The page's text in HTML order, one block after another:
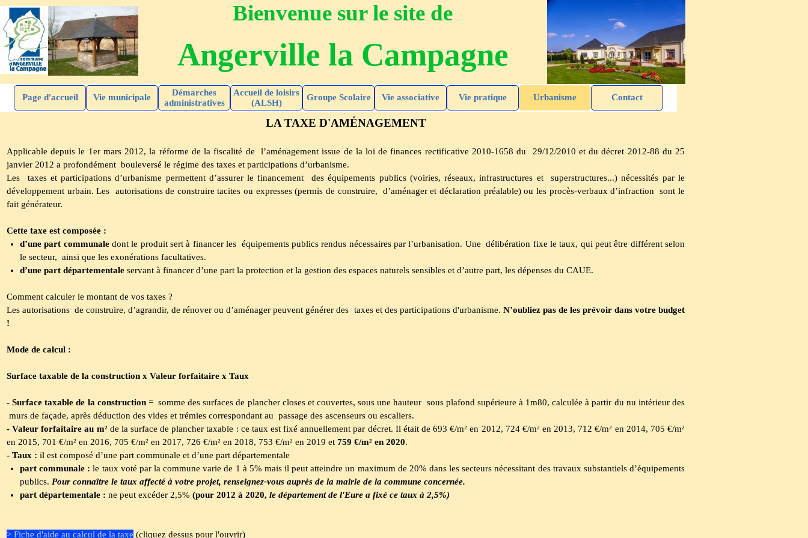
Page d'accueil Vie municipale
Démarches
administratives
Accueil de loisirs
(ALSH)
Groupe Scolaire Vie associative Vie pratique Urbanisme Contact
Angerville la Campagne
Bienvenue sur le site de
LA TAXE D'AMÉNAGEMENT
Applicable depuis le 1er mars 2012, la réforme de la fiscalité de l’aménagement issue de la loi de finances rectificative 2010-1658 du 29/12/2010 et du décret 2012-88 du 25
janvier 2012 a profondément bouleversé le régime des taxes et participations d’urbanisme.
Les taxes et participations d’urbanisme permettent d’assurer le financement des équipements publics (voiries, réseaux, infrastructures et superstructures...) nécessités par le
développement urbain. Les autorisations de construire tacites ou expresses (permis de construire, d’aménager et déclaration préalable) ou les procès-verbaux d’infraction sont le
fait générateur.
Cette taxe est composée :
d’une part communaledont le produit sert à financer les équipements publics rendus nécessaires par l’urbanisation. Une délibération fixe le taux, qui peut être différent selon
le secteur, ainsi que les exonérations facultatives.
d’une part départementale servant à financer d’une part la protection et la gestion des espaces naturels sensibles et d’autre part, les dépenses du CAUE.
Comment calculer le montant de vos taxes ?
Les autorisations de construire, d’agrandir, de rénover ou d’aménager peuvent générer des taxes et des participations d'urbanisme. N’oubliez pas de les prévoir dans votre budget
!
Mode de calcul :
Surface taxable de la construction x Valeur forfaitaire x Taux
- Surface taxable de la construction= somme des surfaces de plancher closes et couvertes, sous une hauteur sous plafond supérieure à 1m80, calculée à partir du nu intérieur des
murs de façade, après déduction des vides et trémies correspondant au passage des ascenseurs ou escaliers.
- Valeur forfaitaire au m²de la surface de plancher taxable : ce taux est fixé annuellement par décret. Il était de 693 €/m² en 2012, 724 €/m² en 2013, 712 €/m² en 2014, 705 €/m²
en 2015, 701 €/m² en 2016, 705 €/m² en 2017, 726 €/m² en 2018, 753 €/m² en 2019 et 759 €/m² en 2020.
- Taux : il est composé d’une part communale et d’une part départementale
part communale : le taux voté par la commune varie de 1 à 5% mais il peut atteindre un maximum de 20% dans les secteurs nécessitant des travaux substantiels d’équipements
publics. Pour connaître le taux affecté à votre projet, renseignez-vous auprès de la mairie de la commune concernée.
part départementale : ne peut excéder 2,5% (pour 2012 à 2020, le département de l'Eure a fixé ce taux à 2,5%)
> Fiche d'aide au calcul de la taxe (cliquez dessus pour l'ouvrir)